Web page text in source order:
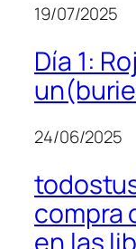
19/07/2025
Día 1:
24/06/2025
compra